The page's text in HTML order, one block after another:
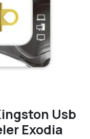
Usb
Exodia